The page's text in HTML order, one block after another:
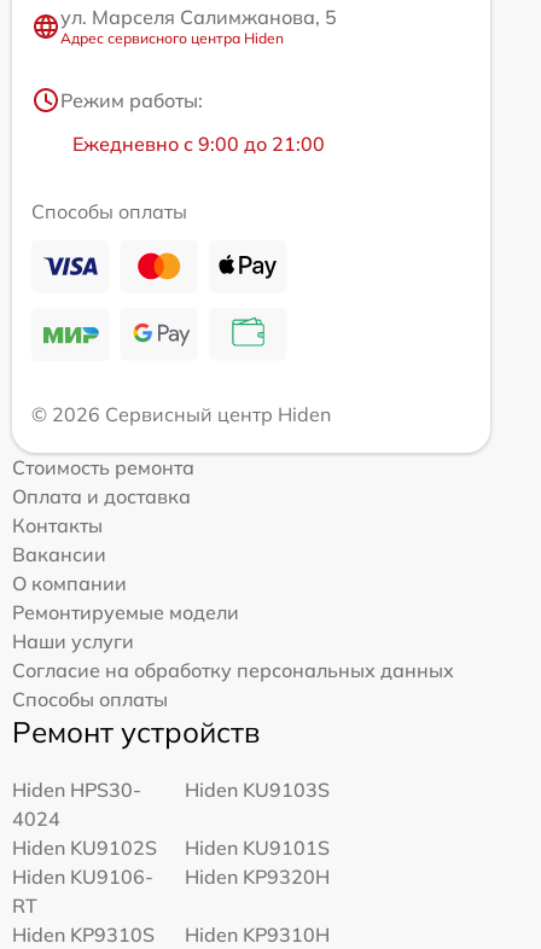
ул. Марселя Салимжанова, 5
Адрес сервисного центра Hiden
Режим работы:
Ежедневно с 9:00 до 21:00
Способы оплаты
© 2026 Сервисный центр Hiden
Стоимость ремонта
Оплата и доставка
Контакты
Вакансии
О компании
Ремонтируемые модели
Наши услуги
Согласие на обработку персональных данных
Способы оплаты
Ремонт устройств
Hiden HPS30-
4024
Hiden KU9103S
Hiden KU9102S
Hiden KU9101S
Hiden KU9106-
RT
Hiden KP9320H
Hiden KP9310S
Hiden KP9310H